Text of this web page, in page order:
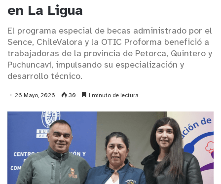
en La Ligua
El programa especial de becas administrado por el
Sence, ChileValora y la OTIC Proforma benefició a
trabajadoras de la provincia de Petorca, Quintero y
Puchuncaví, impulsando su especialización y
desarrollo técnico.
26 Mayo, 2026 30 1 minuto de lectura